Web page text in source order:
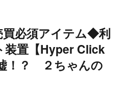
必須アイテム◆利
装置【Hyper Click
！？ ２ちゃんの